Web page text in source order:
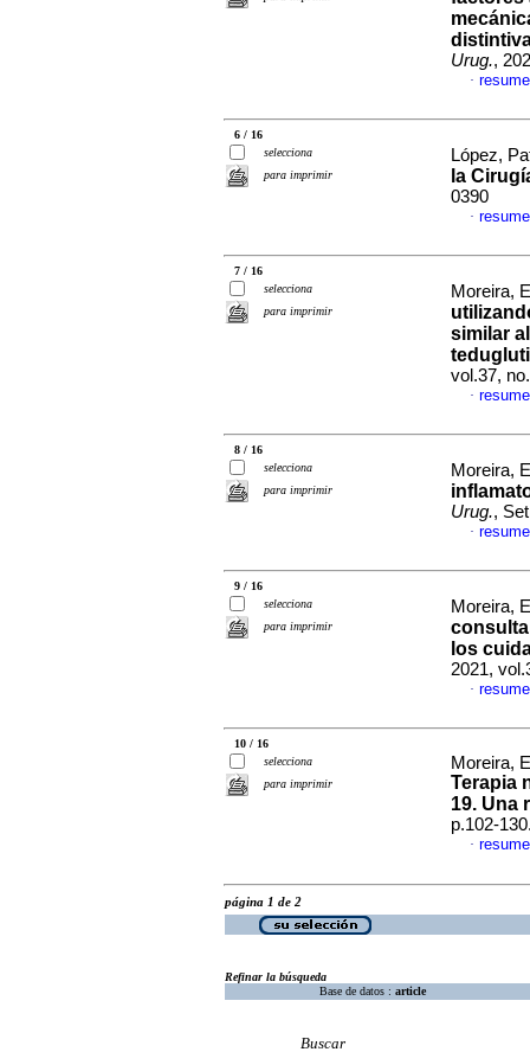
Urug.,
·
6 / 16
selecciona
para imprimir
López,
la
0390
·
7 / 16
selecciona
para imprimir
Moreira,
similar
vol.37,
·
8 / 16
selecciona
para imprimir
Moreira,
Urug.,
·
9 / 16
selecciona
para imprimir
Moreira,
los
2021,
·
10 / 16
selecciona
para imprimir
Moreira,
Terapia
19. Una
p.102-
·
página 1 de 2
Refinar la búsqueda
Base de datos : article
Buscar